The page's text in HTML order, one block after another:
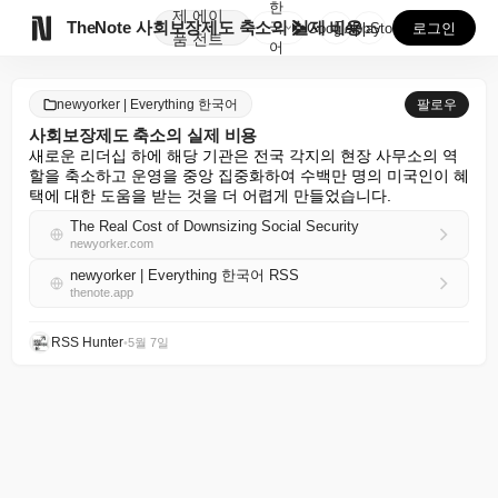
TheNote
제
품
에이
전트
사회보장제도 축소의 실제 비용
한
국
어
GooglePlay
AppStore 로그인
newyorker | Everything 한국어 팔로우
사회보장제도 축소의 실제 비용
새로운 리더십 하에 해당 기관은 전국 각지의 현장 사무소의 역
할을 축소하고 운영을 중앙 집중화하여 수백만 명의 미국인이 혜
택에 대한 도움을 받는 것을 더 어렵게 만들었습니다.
The Real Cost of Downsizing Social Security
newyorker.com
newyorker | Everything 한국어 RSS
thenote.app
RSS Hunter•5월 7일